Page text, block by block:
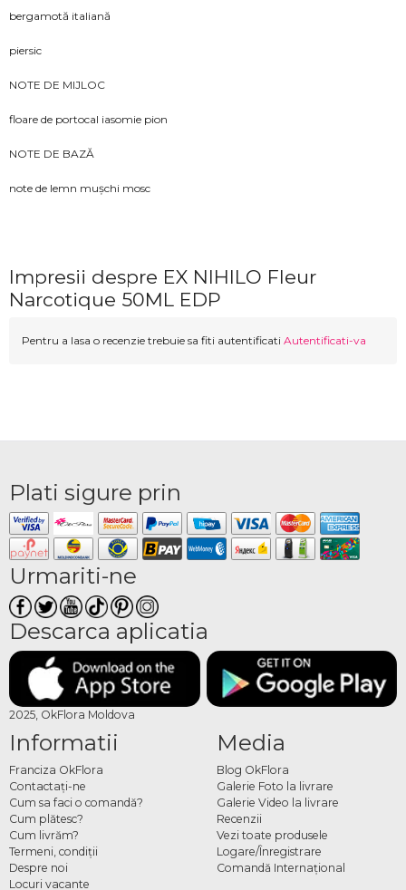
bergamotă italiană
piersic
NOTE DE MIJLOC
floare de portocal iasomie pion
NOTE DE BAZĂ
note de lemn mușchi mosc
Impresii despre EX NIHILO Fleur
Narcotique 50ML EDP
Pentru a lasa o recenzie trebuie sa fiti autentificati Autentificati-va
Plati sigure prin
Urmariti-ne
Descarca aplicatia
2025, OkFlora Moldova
Informatii
Franciza OkFlora
Contactaţi-ne
Cum sa faci o comandă?
Cum plătesc?
Cum livrăm?
Termeni, condiţii
Despre noi
Locuri vacante
Media
Blog OkFlora
Galerie Foto la livrare
Galerie Video la livrare
Recenzii
Vezi toate produsele
Logare/Înregistrare
Comandă Internațional